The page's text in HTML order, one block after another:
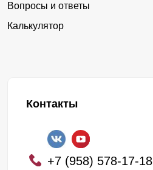
Вопросы и ответы
Калькулятор
Контакты
+7 (958) 578-17-18